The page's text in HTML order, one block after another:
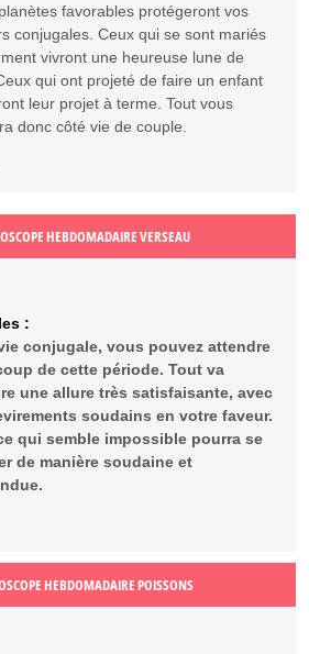
favorables protégeront vos
conjugales. Ceux qui se sont mariés
vivront une heureuse lune de
qui ont projeté de faire un enfant
leur projet à terme. Tout vous
donc côté vie de couple.
HEBDOMADAIRE VERSEAU
:
conjugale, vous pouvez attendre
de cette période. Tout va
une allure très satisfaisante, avec
soudains en votre faveur.
qui semble impossible pourra se
de manière soudaine et
HEBDOMADAIRE POISSONS